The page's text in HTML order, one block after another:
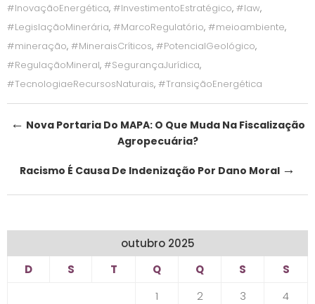
#InovaçãoEnergética, #InvestimentoEstratégico, #law,
#LegislaçãoMinerária, #MarcoRegulatório, #meioambiente,
#mineração, #MineraisCríticos, #PotencialGeológico,
#RegulaçãoMineral, #SegurançaJurídica,
#TecnologiaeRecursosNaturais, #TransiçãoEnergética
Post
navigation
← Nova Portaria Do MAPA: O Que Muda Na Fiscalização
Agropecuária?
Racismo É Causa De Indenização Por Dano Moral →
outubro 2025
D
S T Q Q S
S
1
2 3 4